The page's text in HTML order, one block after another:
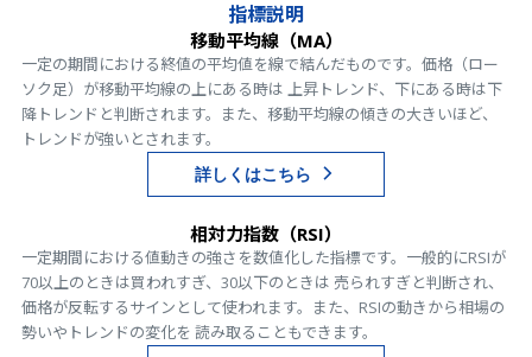
指標説明
移動平均線（MA）
一定の期間における終値の平均値を線で結んだものです。価格（ロー
ソク足）が移動平均線の上にある時は 上昇トレンド、下にある時は下
降トレンドと判断されます。また、移動平均線の傾きの大きいほど、
トレンドが強いとされます。
詳しくはこちら
相対力指数（RSI）
一定期間における値動きの強さを数値化した指標です。一般的にRSIが
70以上のときは買われすぎ、30以下のときは 売られすぎと判断され、
価格が反転するサインとして使われます。また、RSIの動きから相場の
勢いやトレンドの変化を 読み取ることもできます。